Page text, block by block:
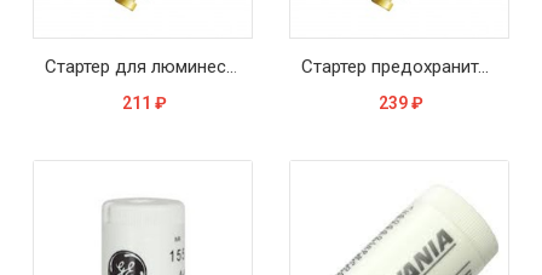
Стартер для люминесцентных ламп OSRAM ST 173 15-32W 230V
211 ₽
Стартер предохранитель для люминесцентных ламп OSRAM ST 172 18-24W 110-127V
239 ₽